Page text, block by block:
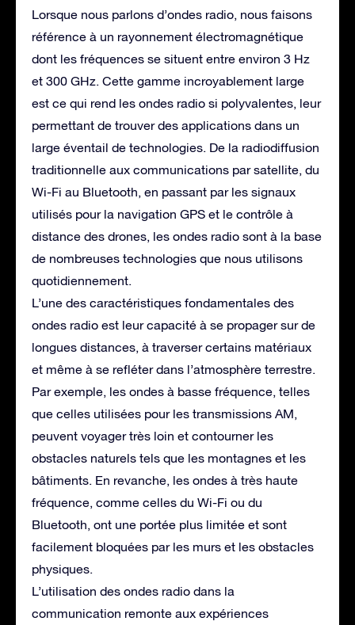
Lorsque nous parlons d’ondes radio, nous faisons
référence à un rayonnement électromagnétique
dont les fréquences se situent entre environ 3 Hz
et 300 GHz. Cette gamme incroyablement large
est ce qui rend les ondes radio si polyvalentes, leur
permettant de trouver des applications dans un
large éventail de technologies. De la radiodiffusion
traditionnelle aux communications par satellite, du
Wi-Fi au Bluetooth, en passant par les signaux
utilisés pour la navigation GPS et le contrôle à
distance des drones, les ondes radio sont à la base
de nombreuses technologies que nous utilisons
quotidiennement.
L’une des caractéristiques fondamentales des
ondes radio est leur capacité à se propager sur de
longues distances, à traverser certains matériaux
et même à se refléter dans l’atmosphère terrestre.
Par exemple, les ondes à basse fréquence, telles
que celles utilisées pour les transmissions AM,
peuvent voyager très loin et contourner les
obstacles naturels tels que les montagnes et les
bâtiments. En revanche, les ondes à très haute
fréquence, comme celles du Wi-Fi ou du
Bluetooth, ont une portée plus limitée et sont
facilement bloquées par les murs et les obstacles
physiques.
L’utilisation des ondes radio dans la
communication remonte aux expériences